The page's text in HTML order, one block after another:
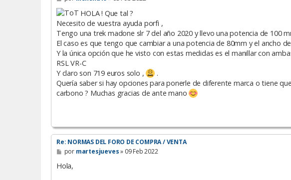
e
n
s
a
j
HOLA ! Que tal ?
Necesito de vuestra ayuda porfi ,
Tengo una trek madone slr 7 del año 2020 y llevo una potencia de 100
El caso es que tengo que cambiar a una potencia de 80mm y el ancho
Y la única opción que he visto con estas medidas es el manillar con
RSL VR-C
Y claro son 719 euros solo ,
.
Quería saber si hay opciones para ponerle de diferente marca o tiene
carbono ? Muchas gracias de ante mano
Re: NORMAS DEL FORO DE COMPRA / VENTA
M
e
n
por martesjueves» 09 Feb 2022
Hola,